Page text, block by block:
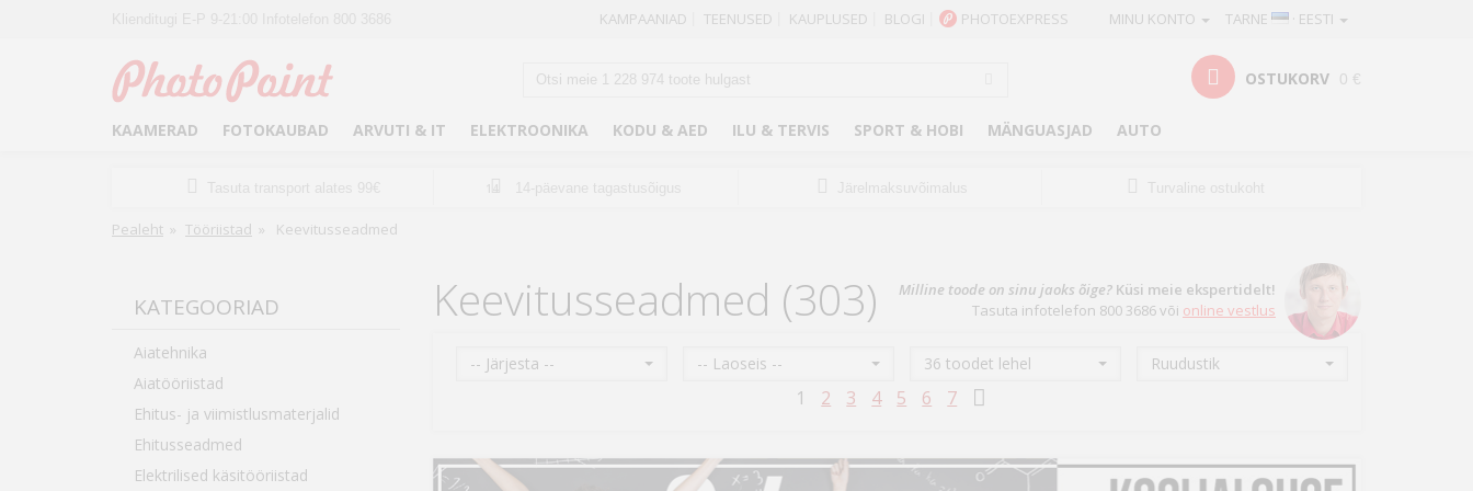
TARNE · EESTI
MINU KONTO
KAMPAANIAD TEENUSED KAUPLUSED BLOGI PHOTOEXPRESS
OSTUKORV 0 €
KAAMERAD FOTOKAUBAD ARVUTI & IT ELEKTROONIKA KODU & AED ILU & TERVIS SPORT & HOBI MÄNGUASJAD AUTO
Tasuta transport alates 99€ 14 14-päevane tagastusõigus Järelmaksuvõimalus Turvaline ostukoht
Pealeht » Tööriistad » Keevitusseadmed
KATEGOORIAD
Aiatehnika
Aiatööriistad
Ehitus- ja viimistlusmaterjalid
Ehitusseadmed
Elektrilised käsitööriistad
Keevitusseadmed (303) Milline toode on sinu jaoks õige? Küsi meie ekspertidelt!
Tasuta infotelefon 800 3686 või online vestlus
-- Järjesta -- -- Laoseis -- 36 toodet lehel Ruudustik
1 2 3 4 5 6 7